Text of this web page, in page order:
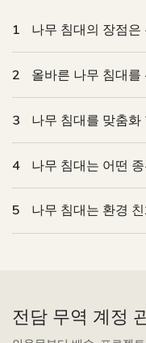
1 나무 침대의 장점은
2 올바른 나무 침대를
3 나무 침대를 맞춤화
4 나무 침대는 어떤
5 나무 침대는 환경
전담 무역 계정